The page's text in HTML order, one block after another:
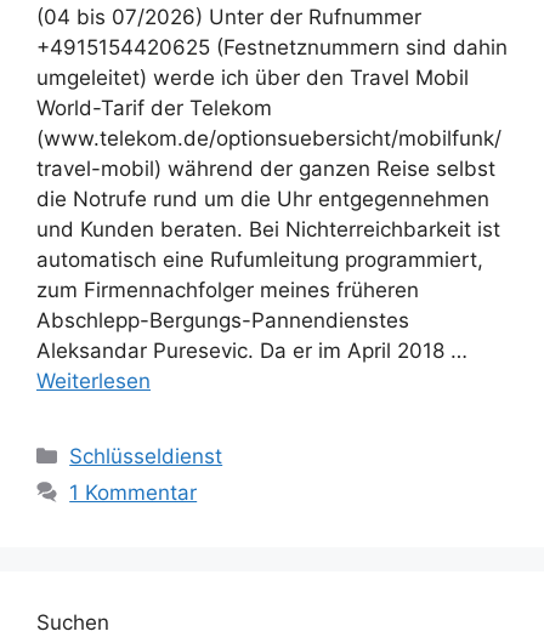
(04 bis 07/2026) Unter der Rufnummer
+4915154420625 (Festnetznummern sind dahin
umgeleitet) werde ich über den Travel Mobil
World-Tarif der Telekom
(www.telekom.de/optionsuebersicht/mobilfunk/
travel-mobil) während der ganzen Reise selbst
die Notrufe rund um die Uhr entgegennehmen
und Kunden beraten. Bei Nichterreichbarkeit ist
automatisch eine Rufumleitung programmiert,
zum Firmennachfolger meines früheren
Abschlepp-Bergungs-Pannendienstes
Aleksandar Puresevic. Da er im April 2018 …
Weiterlesen
Kategorien
Schlüsseldienst
1 Kommentar
Suchen